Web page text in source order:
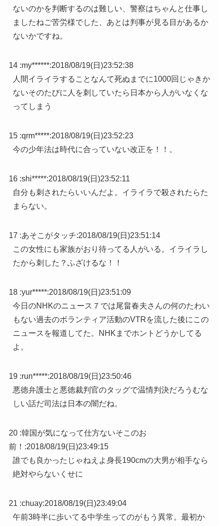
ないのかを判断するのは難しい、警察はちゃんと仕事し
ましたねご苦労様でした、あとは判事が見る目があるか
ないかですね。
14 :my******:2018/08/19(日)23:52:38
人間イライラすることなんて死ぬまでに1000回じゃきか
ないそのたびに人を刺していたら日本から人がいなくな
ってしまう
15 :qrm*****:2018/08/19(日)23:52:23
今の少年法は時代に合っていない改正を！！。
16 :shi*****:2018/08/19(日)23:52:11
自分も刺されたらいいんだよ。イライラで殺されたらた
まらない。
17 :あそこがタッチ:2018/08/19(日)23:51:14
この女性にも家族がおり待ってる人がいる。イライラし
たから刺した？ふざけるな！！
18 :yur*****:2018/08/19(日)23:51:09
今日のNHKのニュース７では尾畠春夫さんの何のたわい
もない過去のボランティア活動のVTRを流した後にこの
ニュースを報道してた。NHKまでホントどうかしてる
よ。
19 :run*****:2018/08/19(日)23:50:46
悪徳弁護士と悪徳裁判官のタッグで温情判決だろうむな
しい話だ司法は日本の闇だね。
20 :韓国が気になって仕方ないそこのお
前！ :2018/08/19(日)23:49:15
誰でも良かったじゃねえよ身長190cmの大男が相手なら
絶対やらないくせに
21 :chuay:2018/08/19(日)23:49:04
午前3時半に歩いてる中学生ってのがもう異常。最初か